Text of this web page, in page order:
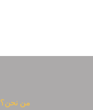
من نحن؟